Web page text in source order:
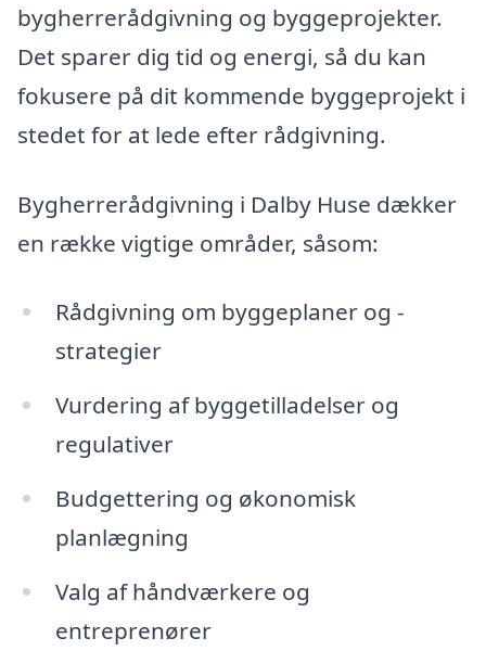
bygherrerådgivning og byggeprojekter.
Det sparer dig tid og energi, så du kan
fokusere på dit kommende byggeprojekt i
stedet for at lede efter rådgivning.
Bygherrerådgivning i Dalby Huse dækker
en række vigtige områder, såsom:
Rådgivning om byggeplaner og -
strategier
Vurdering af byggetilladelser og
regulativer
Budgettering og økonomisk
planlægning
Valg af håndværkere og
entreprenører